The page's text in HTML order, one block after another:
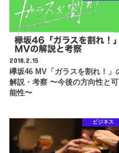
2018.2.15
欅坂46 MV「ガラスを割れ！」
解説・考察 〜今後の方向性と可
能性〜
ビジネス